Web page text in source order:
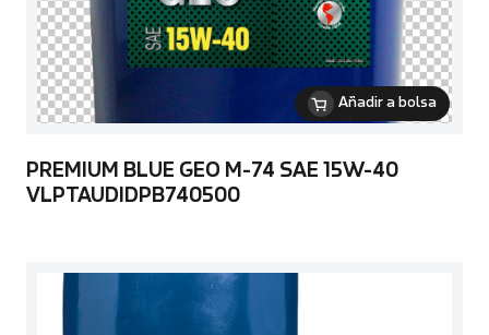
Añadir a bolsa
PREMIUM BLUE GEO M-74 SAE 15W-40
VLPTAUDIDPB740500